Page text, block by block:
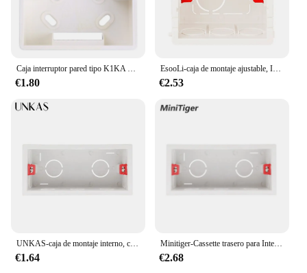
Caja interruptor pared tipo K1KA 86, salida eléctrica, caja conexiones montaje empotrado, caja trasera montaje en
€1.80
EsooLi-caja de montaje ajustable, Interruptor táctil de luz, casete interno de 86mm x 85mm x 50mm para Interruptor táctil y enchufe tipo 86
€2.53
UNKAS-caja de montaje interno, casete trasero para Interruptor táctil de luz de pared y enchufe USB, supercalidad, 144mm x 67,5mm, 154mm x 72mm
€1.64
Minitiger-Cassette trasero para Interruptor táctil de luz de pared y enchufe USB, caja de montaje interno de supercalidad de 144mm x 67,5mm, 154mm x 72mm
€2.68